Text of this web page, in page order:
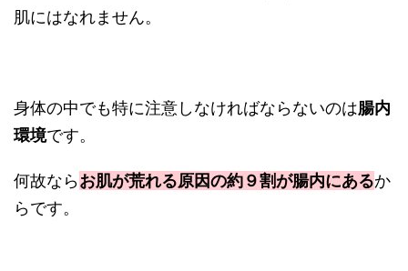
肌にはなれません。
身体の中でも特に注意しなければならないのは腸内
環境です。
何故ならお肌が荒れる原因の約９割が腸内にあるか
らです。